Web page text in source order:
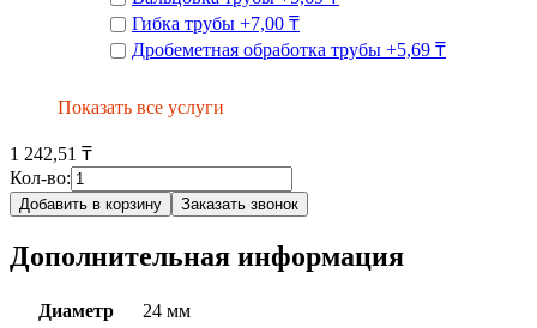
Гибка трубы +7,00 ₸
Дробеметная обработка трубы +5,69 ₸
Показать все услуги
1 242,51 ₸
Кол-во:
Добавить в корзину Заказать звонок
Дополнительная информация
Диаметр
24 мм